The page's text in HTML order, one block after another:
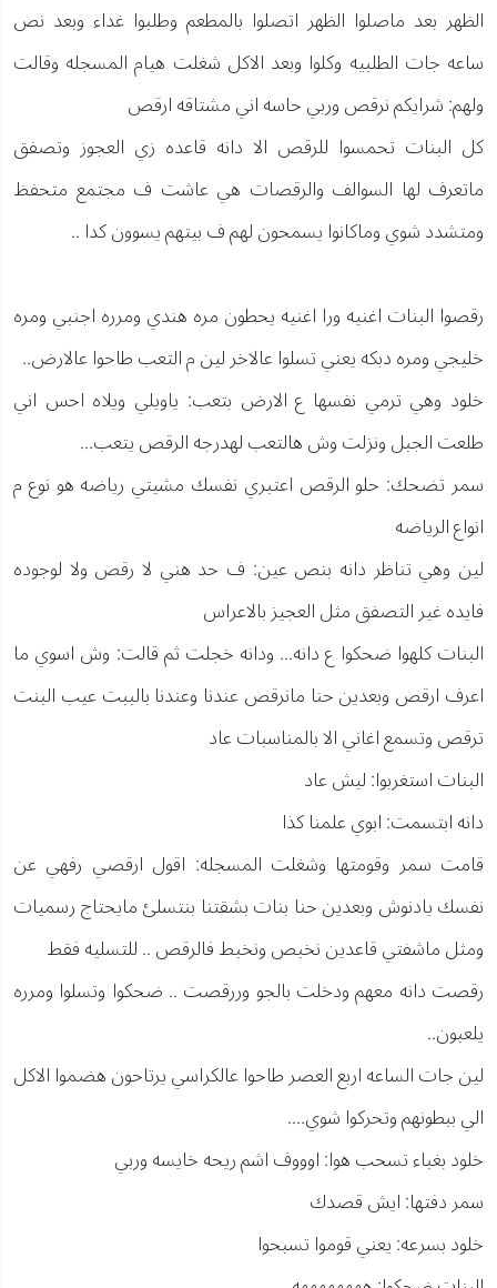
الظهر بعد ماصلوا الظهر اتصلوا بالمطعم وطلبوا غداء وبعد نص
ساعه جات الطلبيه وكلوا وبعد الاكل شغلت هيام المسجله وقالت
ولهم: شرايكم نرقص وربي حاسه اني مشتاقه ارقص
كل البنات تحمسوا للرقص الا دانه قاعده زي العجوز وتصفق
ماتعرف لها السوالف والرقصات هي عاشت ف مجتمع متحفظ
ومتشدد شوي وماكانوا يسمحون لهم ف بيتهم يسوون كدا ..
رقصوا البنات اغنيه ورا اغنيه يحطون مره هندي ومرره اجنبي ومره
خليجي ومره دبكه يعني تسلوا عالاخر لين م التعب طاحوا عالارض..
خلود وهي ترمي نفسها ع الارض بتعب: ياويلي ويلاه احس اني
طلعت الجبل ونزلت وش هالتعب لهدرجه الرقص يتعب...
سمر تضحك: حلو الرقص اعتبري نفسك مشيتي رياضه هو نوع م
انواع الرياضه
لين وهي تناظر دانه بنص عين: ف حد هني لا رقص ولا لوجوده
فايده غير التصفق مثل العجيز بالاعراس
البنات كلهوا ضحكوا ع دانه... ودانه خجلت ثم قالت: وش اسوي ما
اعرف ارقص وبعدين حنا مانرقص عندنا وعندنا بالببت عيب البنت
ترقص وتسمع اغاني الا بالمناسبات عاد
البنات استغربوا: ليش عاد
دانه ابتسمت: ابوي علمنا كذا
قامت سمر وقومتها وشغلت المسجله: اقول ارقصي رفهي عن
نفسك يادنوش وبعدين حنا بنات بشقتنا بنتسلئ مايحتاج رسميات
ومثل ماشفتي قاعدين نخبص ونخبط فالرقص .. للتسليه فقط
رقصت دانه معهم ودخلت بالجو وررقصت .. ضحكوا وتسلوا ومرره
يلعبون..
لين جات الساعه اربع العصر طاحوا عالكراسي يرتاحون هضموا الاكل
الي ببطونهم وتحركوا شوي....
خلود بغباء تسحب هوا: اوووف اشم ريحه خايسه وربي
سمر دفتها: ايش قصدك
خلود بسرعه: يعني قوموا تسبحوا